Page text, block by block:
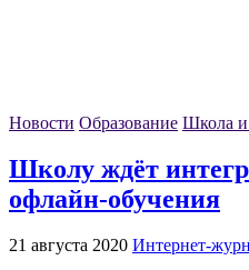
Новости Образование Школа и
Школу ждёт
офлайн-обучения
21 августа 2020 Интернет-